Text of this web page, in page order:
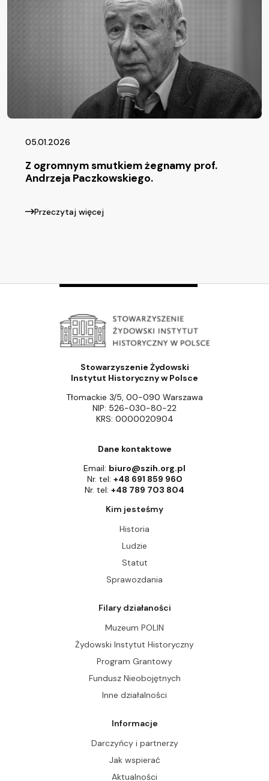
05.01.2026
Z ogromnym smutkiem żegnamy prof.
Andrzeja Paczkowskiego.
Przeczytaj więcej
Stowarzyszenie Żydowski
Instytut Historyczny w Polsce
Tłomackie 3/5, 00-090 Warszawa
NIP: 526-030-80-22
KRS: 0000020904
Dane kontaktowe
Email: biuro@szih.org.pl
Nr. tel: +48 691 859 960
Nr. tel: +48 789 703 804
Kim jesteśmy
Historia
Ludzie
Statut
Sprawozdania
Filary działaności
Muzeum POLIN
Żydowski Instytut Historyczny
Program Grantowy
Fundusz Nieobojętnych
Inne działalności
Informacje
Darczyńcy i partnerzy
Jak wspierać
Aktualności